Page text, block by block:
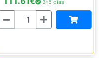
3-5 dias
Quantidade